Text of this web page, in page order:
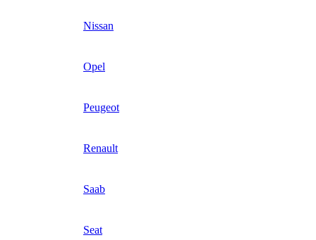
Nissan
Opel
Peugeot
Renault
Saab
Seat